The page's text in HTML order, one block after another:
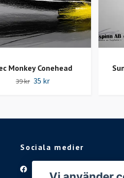
Monkey Conehead
39 kr 35 kr
Sociala medier